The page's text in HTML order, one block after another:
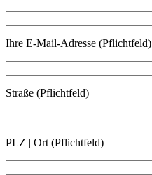
Ihre E-Mail-Adresse (Pflichtfeld)
Straße (Pflichtfeld)
PLZ | Ort (Pflichtfeld)